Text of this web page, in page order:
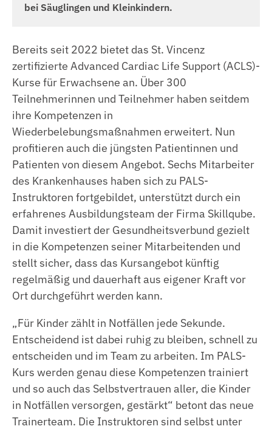
Anlagenmechanikerin | Anlagenmechaniker
Fachlageristin | Fachlagerist
Köchin | Koch
Jahrespraktikum
bei Säuglingen und Kleinkindern.
Bereits seit 2022 bietet das St. Vincenz
zertifizierte Advanced Cardiac Life Support (ACLS)-
Kurse für Erwachsene an. Über 300
Teilnehmerinnen und Teilnehmer haben seitdem
ihre Kompetenzen in
Wiederbelebungsmaßnahmen erweitert. Nun
profitieren auch die jüngsten Patientinnen und
Patienten von diesem Angebot. Sechs Mitarbeiter
des Krankenhauses haben sich zu PALS-
Instruktoren fortgebildet, unterstützt durch ein
erfahrenes Ausbildungsteam der Firma Skillqube.
Damit investiert der Gesundheitsverbund gezielt
in die Kompetenzen seiner Mitarbeitenden und
stellt sicher, dass das Kursangebot künftig
regelmäßig und dauerhaft aus eigener Kraft vor
Ort durchgeführt werden kann.
„Für Kinder zählt in Notfällen jede Sekunde.
Entscheidend ist dabei ruhig zu bleiben, schnell zu
entscheiden und im Team zu arbeiten. Im PALS-
Kurs werden genau diese Kompetenzen trainiert
und so auch das Selbstvertrauen aller, die Kinder
in Notfällen versorgen, gestärkt“ betont das neue
Trainerteam. Die Instruktoren sind selbst unter